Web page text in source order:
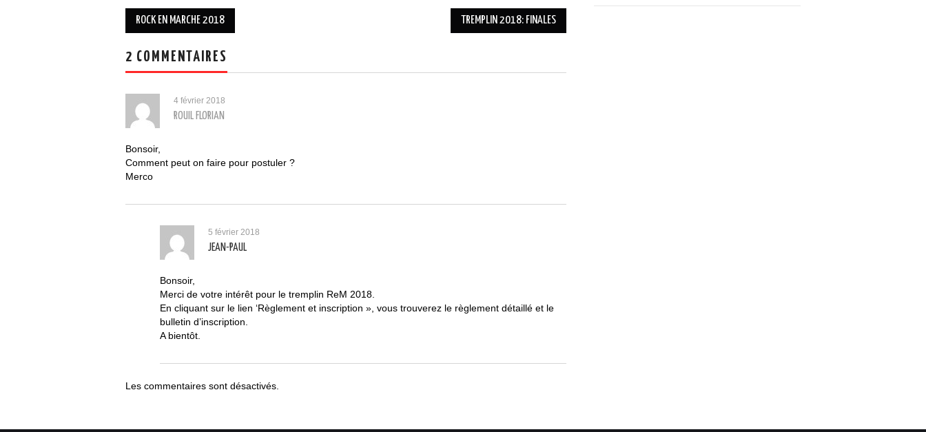
ROCK EN MARCHE 2018 TREMPLIN 2018: FINALES
2 COMMENTAIRES
4 février 2018
ROUIL FLORIAN
Bonsoir,
Comment peut on faire pour postuler ?
Merco
5 février 2018
JEAN-PAUL
Bonsoir,
Merci de votre intérêt pour le tremplin ReM 2018.
En cliquant sur le lien ‘Règlement et inscription », vous trouverez le règlement détaillé et le
bulletin d’inscription.
A bientôt.
Les commentaires sont désactivés.